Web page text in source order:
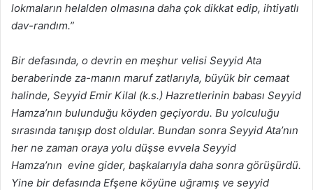
lokmaların helalden olmasına daha çok dikkat edip, ihtiyatlı
dav-randım.”
Bir defasında, o devrin en meşhur velisi Seyyid Ata
beraberinde za-manın maruf zatlarıyla, büyük bir cemaat
halinde, Seyyid Emir Kilal (k.s.) Hazretlerinin babası Seyyid
Hamza’nın bulunduğu köyden geçiyordu. Bu yolculuğu
sırasında tanışıp dost oldular. Bundan sonra Seyyid Ata’nın
her ne zaman oraya yolu düşse evvela Seyyid
Hamza’nın evine gider, başkalarıyla daha sonra görüşürdü.
Yine bir defasında Efşene köyüne uğramış ve seyyid